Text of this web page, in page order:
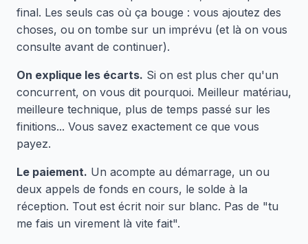
final. Les seuls cas où ça bouge : vous ajoutez des
choses, ou on tombe sur un imprévu (et là on vous
consulte avant de continuer).
On explique les écarts. Si on est plus cher qu'un
concurrent, on vous dit pourquoi. Meilleur matériau,
meilleure technique, plus de temps passé sur les
finitions... Vous savez exactement ce que vous
payez.
Le paiement. Un acompte au démarrage, un ou
deux appels de fonds en cours, le solde à la
réception. Tout est écrit noir sur blanc. Pas de "tu
me fais un virement là vite fait".